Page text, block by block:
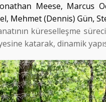
Meese, Marcus
Mehmet (Dennis) Gün,
küreselleşme
katarak, dinamik